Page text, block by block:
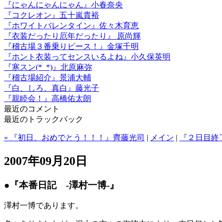
『にゃんにゃんにゃん』小春奈央
『コクレオン』五十嵐貴裕
『ホワイトバレンタイン』佐々木育恵
『衣装だったり厄年だったり』 原尚輝
『稽古場３番乗りピース！』金塚千明
『ホント衣装ってセンスいるよね』小久保英明
『寒スン(*_*)』北原麻弥
『稽古場紹介』景浦大輔
『白、しろ、真白』藤光子
『親睦会！』高橋佑太朗
最近のコメント
最近のトラックバック
« 『初日、おめでとう！！！』齊藤光司 | メイン | 『２日目
2007年09月20日
●『本番日記 -澤村一博-』
澤村一博であります。